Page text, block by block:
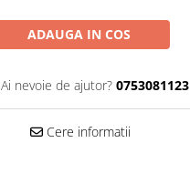
ADAUGA IN COS
Ai nevoie de ajutor? 0753081123
Cere informatii